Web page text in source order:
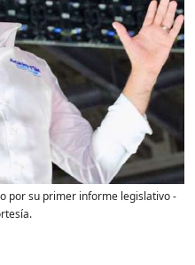
por su primer informe legislativo-